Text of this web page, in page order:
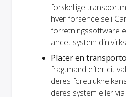
forskellige
hver forsendelse i
forretningssoftware
andet system din
Placer en
fragtmand efter dit
deres foretrukne
deres system eller